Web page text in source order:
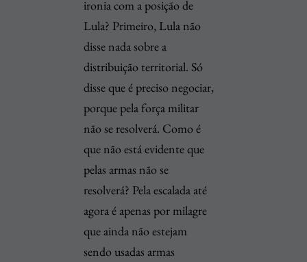
ironia com a posição de
Lula? Primeiro, Lula não
disse nada sobre a
distribuição territorial. Só
disse que é preciso negociar,
porque pela força militar
não se resolverá. Como é
que não está evidente que
pelas armas não se
resolverá? Pela escalada até
agora é apenas por milagre
que ainda não estejam
sendo usadas armas